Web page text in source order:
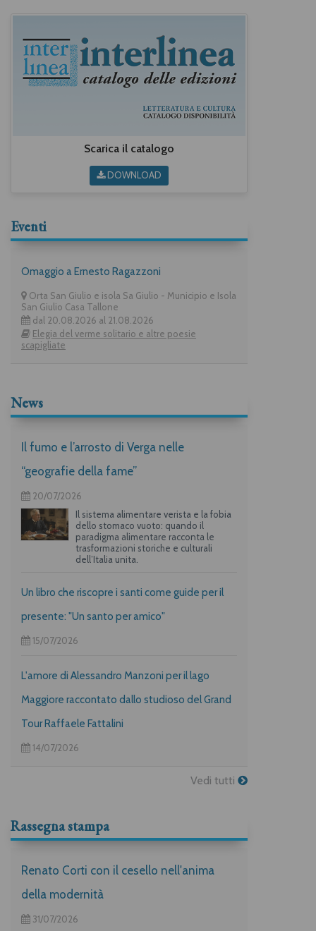
Scarica il catalogo
DOWNLOAD
Eventi
Omaggio a Ernesto Ragazzoni
Orta San Giulio e isola Sa Giulio - Municipio e Isola
San Giulio Casa Tallone
dal 20.08.2026 al 21.08.2026
Elegia del verme solitario e altre poesie
scapigliate
News
Il fumo e l’arrosto di Verga nelle
“geografie della fame”
20/07/2026
Il sistema alimentare verista e la fobia
dello stomaco vuoto: quando il
paradigma alimentare racconta le
trasformazioni storiche e culturali
dell’Italia unita.
Un libro che riscopre i santi come guide per il
presente: "Un santo per amico"
15/07/2026
L'amore di Alessandro Manzoni per il lago
Maggiore raccontato dallo studioso del Grand
Tour Raffaele Fattalini
14/07/2026
Vedi tutti
Rassegna stampa
Renato Corti con il cesello nell'anima
della modernità
31/07/2026